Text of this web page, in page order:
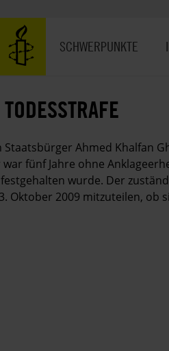
SCHWERPUNKTE
Staatsbürger Ahmed Khalfan
fünf Jahre ohne
wurde. Der
Oktober 2009 mitzuteilen, ob